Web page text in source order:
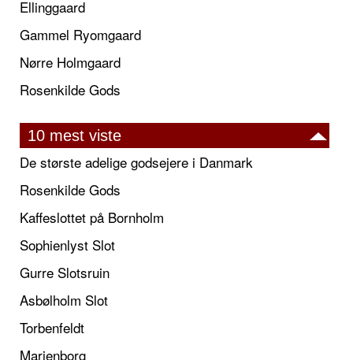
Ellinggaard
Gammel Ryomgaard
Nørre Holmgaard
Rosenkilde Gods
10 mest viste
De største adelige godsejere i Danmark
Rosenkilde Gods
Kaffeslottet på Bornholm
Sophienlyst Slot
Gurre Slotsruin
Asbølholm Slot
Torbenfeldt
Marienborg